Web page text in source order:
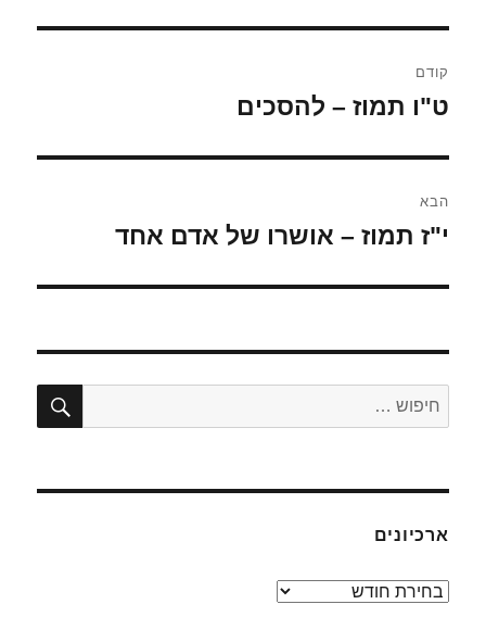
קודם
הפוסט
ט"ו תמוז – להסכים
הבא
הפוסט
י"ז תמוז – אושרו של אדם אחד
חפש:
ארכיונים
ארכיונים